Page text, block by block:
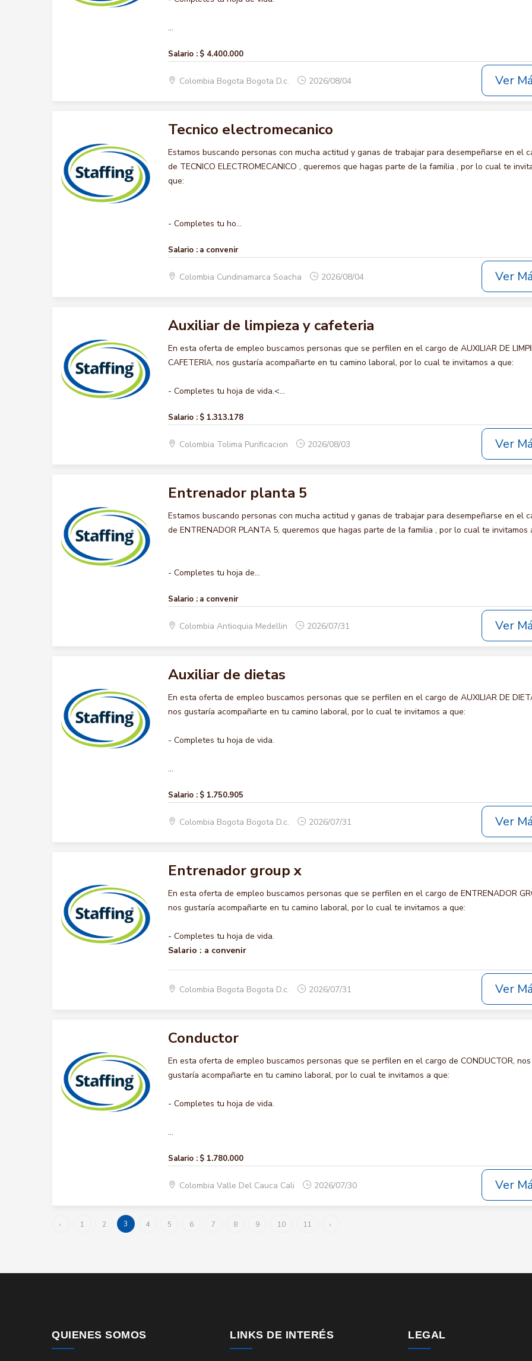
...
Salario : $ 4.400.000
Colombia Bogota Bogota D.c. 2026/08/04 Ver
Tecnico electromecanico
Estamos buscando personas con mucha actitud y ganas de trabajar para desempeñarse en el
de TECNICO ELECTROMECANICO , queremos que hagas parte de la familia , por lo cual te
que:
- Completes tu ho...
Salario : a convenir
Colombia Cundinamarca Soacha 2026/08/04 Ver
Auxiliar de limpieza y cafeteria
En esta oferta de empleo buscamos personas que se perfilen en el cargo de AUXILIAR DE
CAFETERIA, nos gustaría acompañarte en tu camino laboral, por lo cual te invitamos a que:
- Completes tu hoja de vida.<...
Salario : $ 1.313.178
Colombia Tolima Purificacion 2026/08/03 Ver
Entrenador planta 5
Estamos buscando personas con mucha actitud y ganas de trabajar para desempeñarse en el
de ENTRENADOR PLANTA 5, queremos que hagas parte de la familia , por lo cual te invitamos
- Completes tu hoja de...
Salario : a convenir
Colombia Antioquia Medellin 2026/07/31 Ver
Auxiliar de dietas
En esta oferta de empleo buscamos personas que se perfilen en el cargo de AUXILIAR DE
nos gustaría acompañarte en tu camino laboral, por lo cual te invitamos a que:
- Completes tu hoja de vida.
...
Salario : $ 1.750.905
Colombia Bogota Bogota D.c. 2026/07/31 Ver
Entrenador group x
En esta oferta de empleo buscamos personas que se perfilen en el cargo de ENTRENADOR
nos gustaría acompañarte en tu camino laboral, por lo cual te invitamos a que:
- Completes tu hoja de vida.
Salario : a convenir
Colombia Bogota Bogota D.c. 2026/07/31 Ver
Conductor
En esta oferta de empleo buscamos personas que se perfilen en el cargo de CONDUCTOR, nos
gustaría acompañarte en tu camino laboral, por lo cual te invitamos a que:
- Completes tu hoja de vida.
...
Salario : $ 1.780.000
Colombia Valle Del Cauca Cali 2026/07/30 Ver
‹ 1 2 3 4 5 6 7 8 9 10 11 ›
QUIENES SOMOS LINKS DE INTERÉS LEGAL